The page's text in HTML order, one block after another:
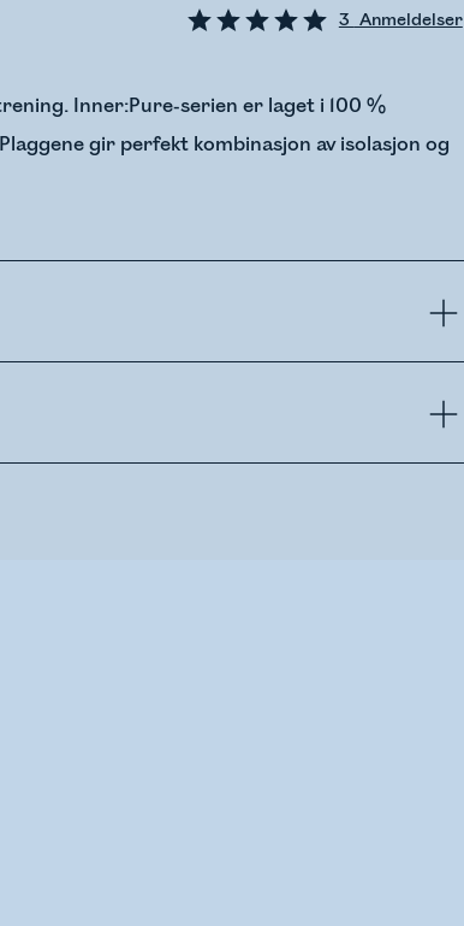
3 Anmeldelser
Inner:Pure-serien er laget i 100 %
gir perfekt kombinasjon av isolasjon og